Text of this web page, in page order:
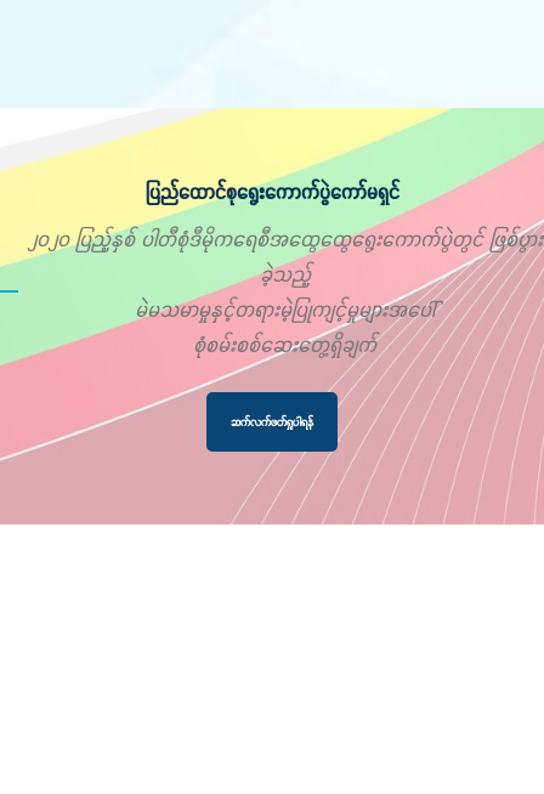
ပြည်ထောင်စုရွေးကောက်ပွဲကော်မရှင်
၂၀၂၀ ပြည့်နှစ် ပါတီစုံဒီမိုကရေစီအထွေထွေရွေးကောက်ပွဲတွင် ဖြစ်ပွား
ခဲ့သည့်
မဲမသမာမှုနှင့်တရားမဲ့ပြုကျင့်မှုများအပေါ်
စုံစမ်းစစ်ဆေးတွေ့ရှိချက်
ဆက်လက်ဖတ်ရှုပါရန်